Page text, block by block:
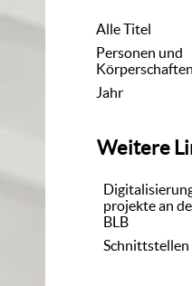
Alle Titel
Personen und
Körperschaften
Jahr
Weitere
projekte an
BLB
Schnittstellen